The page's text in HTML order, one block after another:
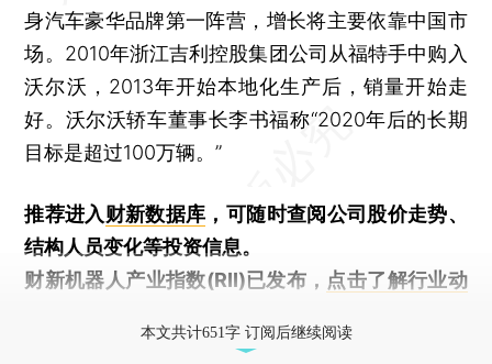
身汽车豪华品牌第一阵营，增长将主要依靠中国市
场。2010年浙江吉利控股集团公司从福特手中购入
沃尔沃，2013年开始本地化生产后，销量开始走
好。沃尔沃轿车董事长李书福称“2020年后的长期
目标是超过100万辆。”
推荐进入财新数据库 ，可随时查阅公司股价走势、
结构人员变化等投资信息。
财新机器人产业指数(RII)已发布， 点击了解行业动
本文共计651字 订阅后继续阅读